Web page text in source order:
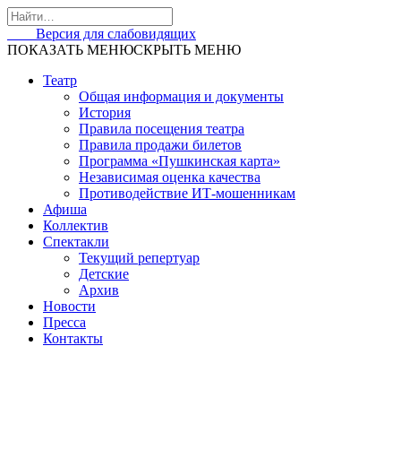
Skip
to
content
Версия для слабовидящих
ПОКАЗАТЬ МЕНЮСКРЫТЬ МЕНЮ
Театр
Общая информация и документы
История
Правила посещения театра
Правила продажи билетов
Программа «Пушкинская карта»
Независимая оценка качества
Противодействие ИТ-мошенникам
Афиша
Коллектив
Спектакли
Текущий репертуар
Детские
Архив
Новости
Пресса
Контакты